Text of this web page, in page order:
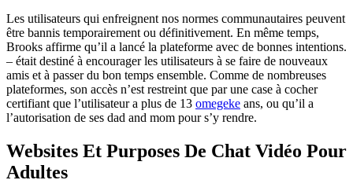
Les utilisateurs qui enfreignent nos normes communautaires peuvent
être bannis temporairement ou définitivement. En même temps,
Brooks affirme qu’il a lancé la plateforme avec de bonnes intentions.
– était destiné à encourager les utilisateurs à se faire de nouveaux
amis et à passer du bon temps ensemble. Comme de nombreuses
plateformes, son accès n’est restreint que par une case à cocher
certifiant que l’utilisateur a plus de 13 omegeke ans, ou qu’il a
l’autorisation de ses dad and mom pour s’y rendre.
Websites Et Purposes De Chat Vidéo Pour
Adultes